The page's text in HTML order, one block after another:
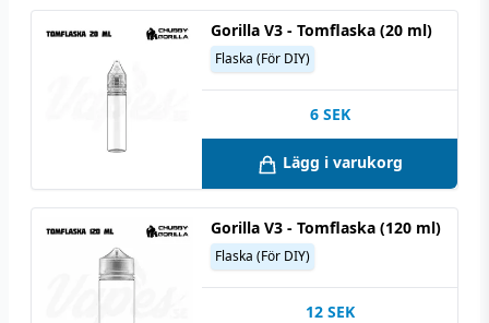
Gorilla V3 - Tomflaska (20 ml)
Flaska (För DIY)
6 SEK
Lägg i varukorg
Gorilla V3 - Tomflaska (120 ml)
Flaska (För DIY)
12 SEK